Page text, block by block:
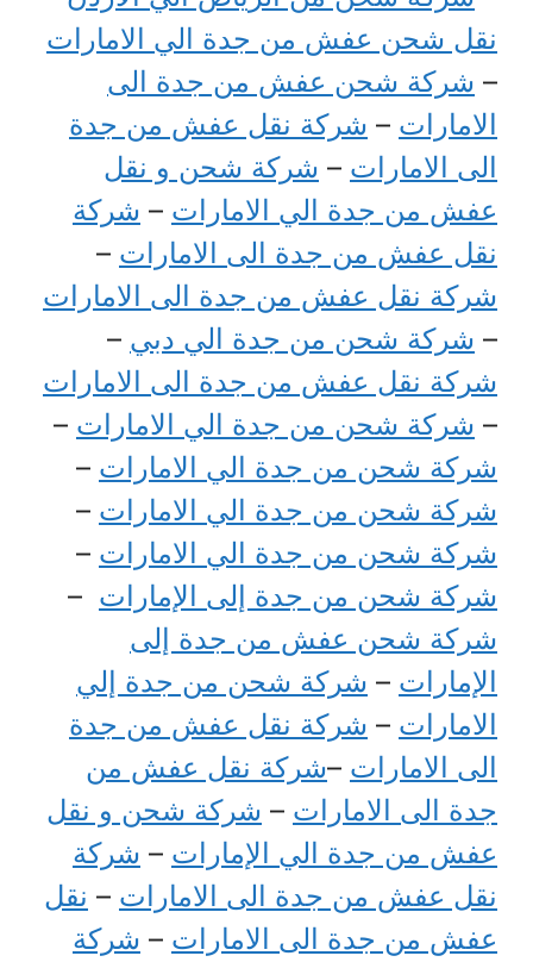
نقل شحن عفش من جدة الي الامارات
– شركة شحن عفش من جدة الى
الامارات – شركة نقل عفش من جدة
الى الامارات – شركة شحن و نقل
عفش من جدة الي الامارات – شركة
نقل عفش من جدة الى الامارات –
شركة نقل عفش من جدة الى الامارات
– شركة شحن من جدة الي دبي –
شركة نقل عفش من جدة الى الامارات
– شركة شحن من جدة الي الامارات –
شركة شحن من جدة الي الامارات –
شركة شحن من جدة الي الامارات –
شركة شحن من جدة الي الامارات –
شركة شحن من جدة إلى الإمارات –
شركة شحن عفش من جدة إلى
الإمارات – شركة شحن من جدة إلي
الامارات – شركة نقل عفش من جدة
الى الامارات –شركة نقل عفش من
جدة الى الامارات – شركة شحن و نقل
عفش من جدة الي الإمارات – شركة
نقل عفش من جدة الى الامارات – نقل
عفش من جدة الى الامارات – شركة